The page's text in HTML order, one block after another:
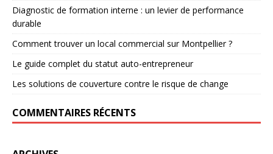
Diagnostic de formation interne : un levier de performance
durable
Comment trouver un local commercial sur Montpellier ?
Le guide complet du statut auto-entrepreneur
Les solutions de couverture contre le risque de change
COMMENTAIRES RÉCENTS